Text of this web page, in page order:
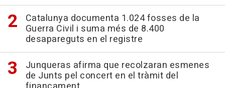
Catalunya documenta 1.024 fosses de la
Guerra Civil i suma més de 8.400
desapareguts en el registre
Junqueras afirma que recolzaran esmenes
de Junts pel concert en el tràmit del